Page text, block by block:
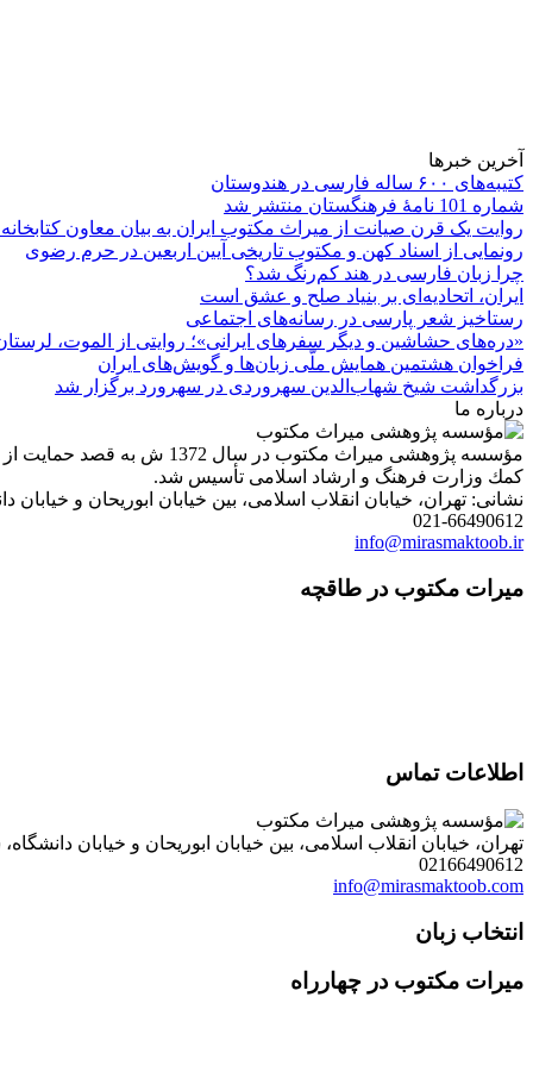
آخرین خبرها
کتیبه‌های ۶۰۰ ساله فارسی در هندوستان
شماره 101 نامۀ فرهنگستان منتشر شد
روایت یک قرن صیانت از میراث مکتوب ایران به بیان معاون
رونمایی از اسناد کهن و مکتوب تاریخی آیین اربعین در حرم رضوی
چرا زبان فارسی در هند کم‌رنگ شد؟
ایران، اتحادیه‌ای بر بنیاد صلح و عشق است
رستاخیز شعر پارسی در رسانه‌های اجتماعی
«دره‌های حشاشین و دیگر سفرهای ایرانی»؛ روایتی از الموت، لرستان
فراخوان هشتمین همایش ملّی زبان‌ها و گویش‌های ایران
بزرگداشت شیخ شهاب‌الدین سهروردی در سهرورد برگزار شد
درباره ما
مؤسسه پژوهشی میراث
كمك وزارت فرهنگ و ارشاد اسلامی تأسیس شد.
نشانی: تهران، خیابان انقلاب اسلامی، بین خیابان ابوریحان و خیابان دانشگاه، شمارۀ 1182
021-66490612
info@mirasmaktoob.ir
میرات مکتوب در طاقچه
اطلاعات تماس
تهران، خیابان انقلاب اسلامی، بین خیابان ابوریحان و خیابان دانشگاه، شمارۀ 1182 (ساختمان فروردین)، طبقۀ دوم، واحد 8 ، روابط عمومی مؤسسه پژوهی میراث مکتوب؛
02166490612
info@mirasmaktoob.com
انتخاب زبان
میرات مکتوب در چهارراه